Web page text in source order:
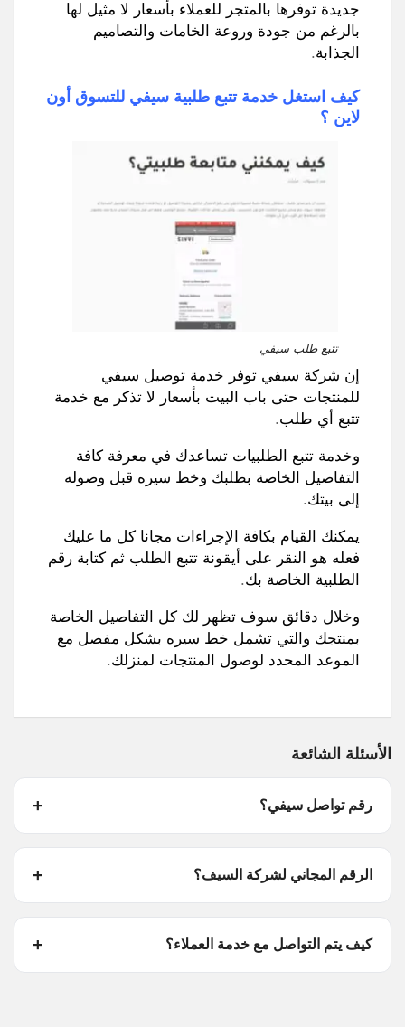
جديدة توفرها بالمتجر للعملاء بأسعار لا مثيل لها
بالرغم من جودة وروعة الخامات والتصاميم
الجذابة.
كيف استغل خدمة تتبع طلبية سيفي للتسوق أون
لاين ؟
تتبع طلب سيفي
إن شركة سيفي توفر خدمة توصيل سيفي
للمنتجات حتى باب البيت بأسعار لا تذكر مع خدمة
تتبع أي طلب.
وخدمة تتبع الطلبيات تساعدك في معرفة كافة
التفاصيل الخاصة بطلبك وخط سيره قبل وصوله
إلى بيتك.
يمكنك القيام بكافة الإجراءات مجانا كل ما عليك
فعله هو النقر على أيقونة تتبع الطلب ثم كتابة رقم
الطلبية الخاصة بك.
وخلال دقائق سوف تظهر لك كل التفاصيل الخاصة
بمنتجك والتي تشمل خط سيره بشكل مفصل مع
الموعد المحدد لوصول المنتجات لمنزلك.
الأسئلة الشائعة
رقم تواصل سيفي؟
الرقم المجاني لشركة السيف؟
كيف يتم التواصل مع خدمة العملاء؟